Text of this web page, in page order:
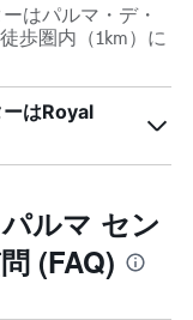
はパルマ・デ・
歩圏内（1km）に
ーはRoyal
ルマ セン
(FAQ)